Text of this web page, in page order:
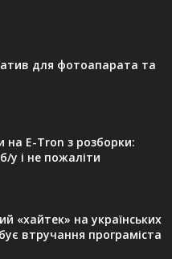
для фотоапарата та
на E-Tron з розборки:
у і не пожаліти
«хайтек» на українських
втручання програміста